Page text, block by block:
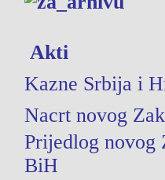
Akti
Kazne Srbija i
Nacrt novog
Prijedlog novog
BiH